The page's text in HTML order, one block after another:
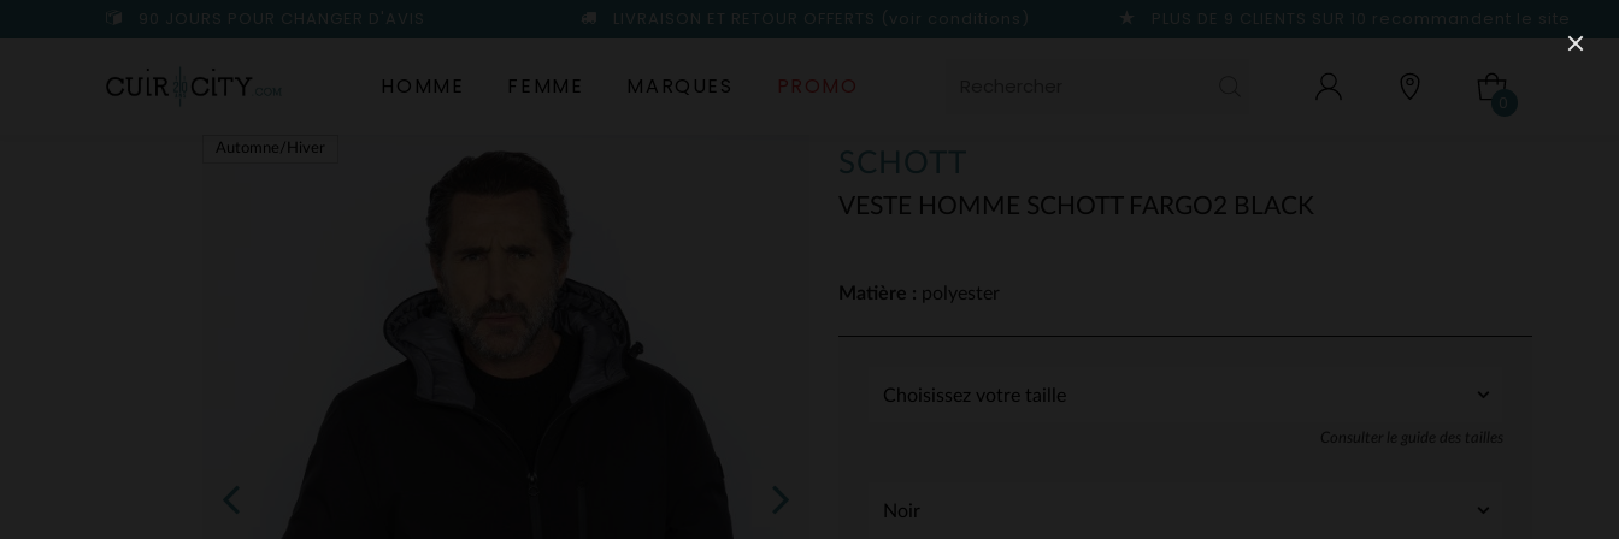
90 JOURS POUR CHANGER D'AVIS LIVRAISON ET RETOUR OFFERTS (voir conditions) PLUS DE 9 CLIENTS SUR 10 recommandent le site
HOMME FEMME MARQUES PROMO
0
SCHOTT
VESTE HOMME SCHOTT FARGO2 BLACK
Automne/Hiver
Matière : polyester
Consulter le guide des tailles